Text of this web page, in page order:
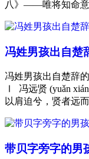
八》——唯将知命
冯姓男孩出自楚
冯姓男孩出自楚辞
Ⅰ 冯远贤 (yuǎn
以肩迫兮，贤者远
带贝字旁字的男